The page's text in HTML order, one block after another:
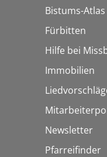
Bistums-Atlas
Fürbitten
Hilfe bei
Immobilien
Newsletter
Pfarreifinder